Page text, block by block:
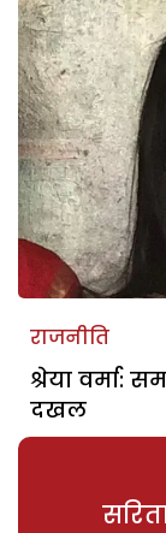
राजनीति
श्रेया वर्मा:
दखल